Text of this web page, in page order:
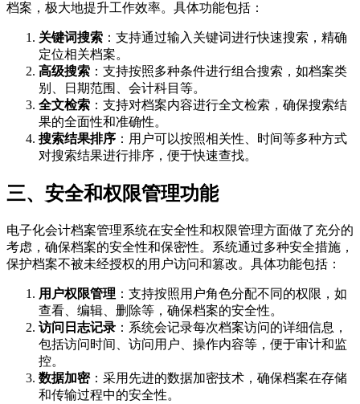
档案，极大地提升工作效率。具体功能包括：
关键词搜索 ：支持通过输入关键词进行快速搜索，精确
定位相关档案。
高级搜索 ：支持按照多种条件进行组合搜索，如档案类
别、日期范围、会计科目等。
全文检索 ：支持对档案内容进行全文检索，确保搜索结
果的全面性和准确性。
搜索结果排序 ：用户可以按照相关性、时间等多种方式
对搜索结果进行排序，便于快速查找。
三、安全和权限管理功能
电子化会计档案管理系统在安全性和权限管理方面做了充分的
考虑，确保档案的安全性和保密性。系统通过多种安全措施，
保护档案不被未经授权的用户访问和篡改。具体功能包括：
用户权限管理 ：支持按照用户角色分配不同的权限，如
查看、编辑、删除等，确保档案的安全性。
访问日志记录 ：系统会记录每次档案访问的详细信息，
包括访问时间、访问用户、操作内容等，便于审计和监
控。
数据加密：采用先进的数据加密技术，确保档案在存储
和传输过程中的安全性。